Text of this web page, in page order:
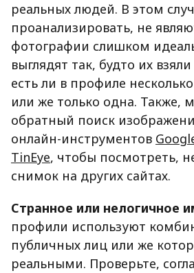
реальных людей. В этом
проанализировать, не
фотографии слишком
выглядят так, будто их
есть ли в профиле
или же только одна. Также,
обратный поиск
онлайн-инструментов
TinEye, чтобы посмотреть,
снимок на других сайтах.
Странное или нелогичное
профили используют
публичных лиц или же
реальными. Проверьте,